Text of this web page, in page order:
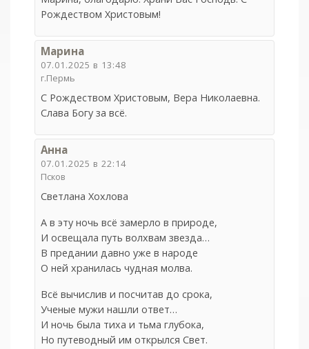
Рождеством Христовым!
Марина
07.01.2025 в 13:48
г.Пермь
С Рождеством Христовым, Вера Николаевна.
Слава Богу за всё.
Анна
07.01.2025 в 22:14
Псков
Светлана Хохлова
А в эту ночь всё замерло в природе,
И освещала путь волхвам звезда…
В предании давно уже в народе
О ней хранилась чудная молва.
Всё вычислив и посчитав до срока,
Ученые мужи нашли ответ…
И ночь была тиха и тьма глубока,
Но путеводный им открылся Свет.